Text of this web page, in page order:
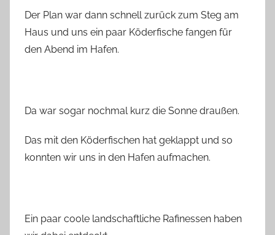
Der Plan war dann schnell zurück zum Steg am
Haus und uns ein paar Köderfische fangen für
den Abend im Hafen.
Da war sogar nochmal kurz die Sonne draußen.
Das mit den Köderfischen hat geklappt und so
konnten wir uns in den Hafen aufmachen.
Ein paar coole landschaftliche Rafinessen haben